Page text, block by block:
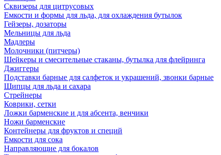
Сквизеры для цитрусовых
Емкости и формы для льда, для охлаждения бутылок
Гейзеры, дозаторы
Мельницы для льда
Мадлеры
Молочники (питчеры)
Шейкеры и смесительные стаканы, бутылка для флейринга
Джиггеры
Подставки барные для салфеток и украшений, звонки барные
Щипцы для льда и сахара
Стрейнеры
Коврики, сетки
Ложки барменские и для абсента, венчики
Ножи барменские
Контейнеры для фруктов и специй
Емкости для сока
Направляющие для бокалов